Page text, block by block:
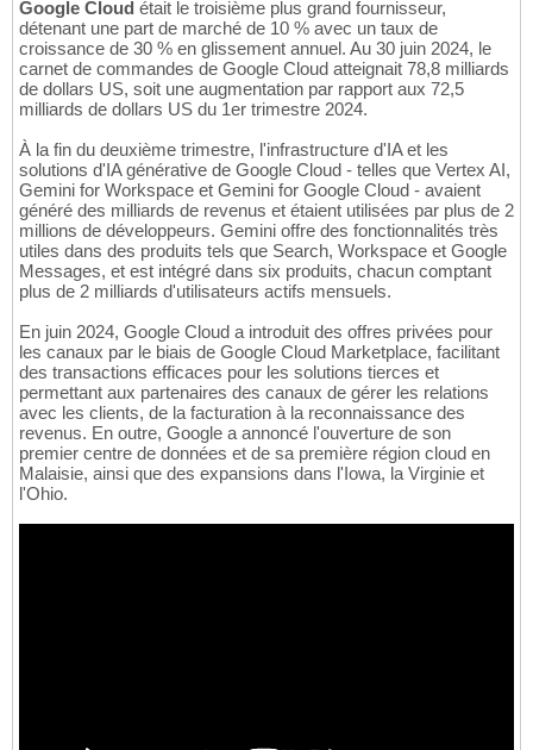
Google Cloud était le troisième plus grand fournisseur,
détenant une part de marché de 10 % avec un taux de
croissance de 30 % en glissement annuel. Au 30 juin 2024, le
carnet de commandes de Google Cloud atteignait 78,8 milliards
de dollars US, soit une augmentation par rapport aux 72,5
milliards de dollars US du 1er trimestre 2024.
À la fin du deuxième trimestre, l'infrastructure d'IA et les
solutions d'IA générative de Google Cloud - telles que Vertex AI,
Gemini for Workspace et Gemini for Google Cloud - avaient
généré des milliards de revenus et étaient utilisées par plus de 2
millions de développeurs. Gemini offre des fonctionnalités très
utiles dans des produits tels que Search, Workspace et Google
Messages, et est intégré dans six produits, chacun comptant
plus de 2 milliards d'utilisateurs actifs mensuels.
En juin 2024, Google Cloud a introduit des offres privées pour
les canaux par le biais de Google Cloud Marketplace, facilitant
des transactions efficaces pour les solutions tierces et
permettant aux partenaires des canaux de gérer les relations
avec les clients, de la facturation à la reconnaissance des
revenus. En outre, Google a annoncé l'ouverture de son
premier centre de données et de sa première région cloud en
Malaisie, ainsi que des expansions dans l'Iowa, la Virginie et
l'Ohio.